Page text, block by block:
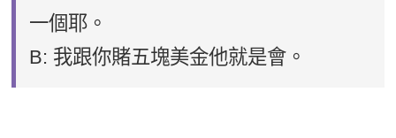
一個耶。
B: 我跟你賭五塊美金他就是會。